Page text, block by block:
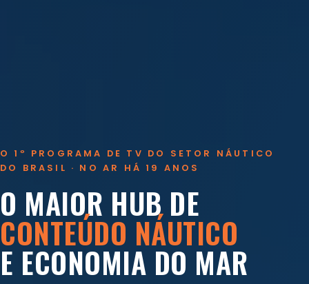
O 1º PROGRAMA DE TV DO SETOR NÁUTICO
DO BRASIL · NO AR HÁ 19 ANOS
O MAIOR HUB DE
CONTEÚDO NÁUTICO
E ECONOMIA DO MAR